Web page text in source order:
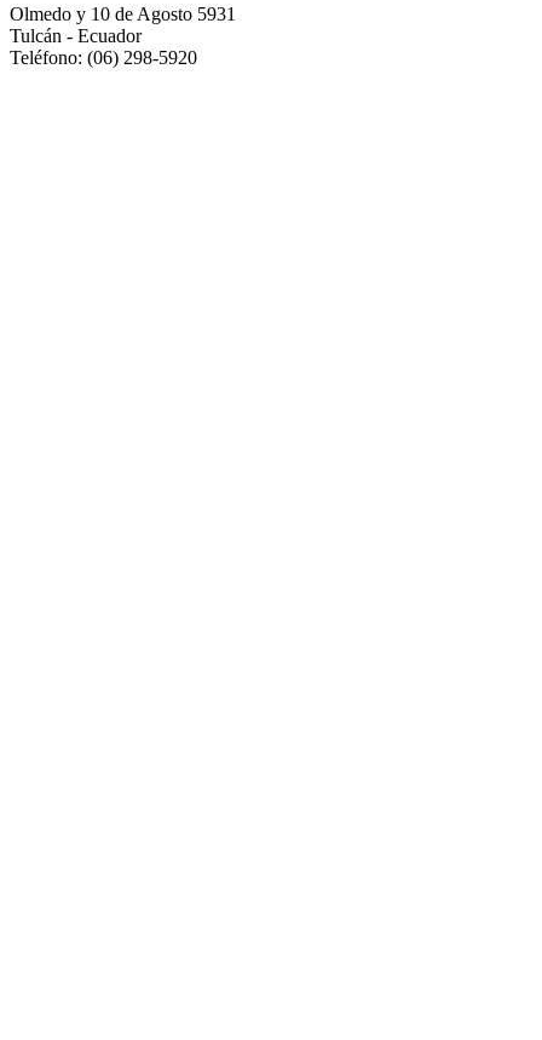
Olmedo y 10 de Agosto 5931
Tulcán - Ecuador
Teléfono: (06) 298-5920